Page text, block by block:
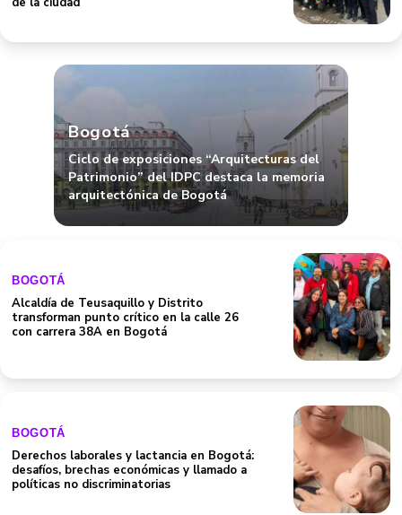
Bogotá
Ciclo de exposiciones “Arquitecturas del
Patrimonio” del IDPC destaca la memoria
arquitectónica de Bogotá
BOGOTÁ
Alcaldía de Teusaquillo y Distrito
transforman punto crítico en la calle 26
con carrera 38A en Bogotá
BOGOTÁ
Derechos laborales y lactancia en Bogotá:
desafíos, brechas económicas y llamado a
políticas no discriminatorias